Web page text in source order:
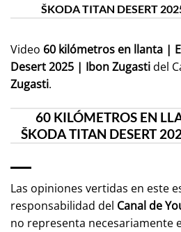
ŠKODA TITAN DESERT
Video 60 kilómetros en llanta |
Desert 2025 | Ibon Zugastidel
Zugasti.
60 KILÓMETROS EN
ŠKODA TITAN DESERT
Las opiniones vertidas en este
responsabilidad del Canal de
no representa necesariamente